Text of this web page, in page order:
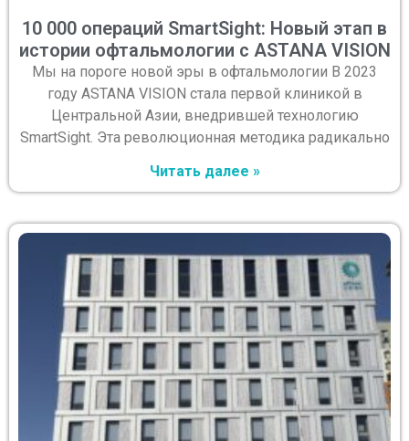
10 000 операций SmartSight: Новый этап в
истории офтальмологии с ASTANA VISION
Мы на пороге новой эры в офтальмологии В 2023
году ASTANA VISION стала первой клиникой в
Центральной Азии, внедрившей технологию
SmartSight. Эта революционная методика радикально
Читать далее »